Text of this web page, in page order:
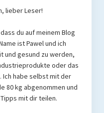
lieber Leser!
du auf meinem Blog
ist Pawel und ich
und gesund zu werden,
oder das
Ich habe selbst mit der
80 kg abgenommen und
mit dir teilen.